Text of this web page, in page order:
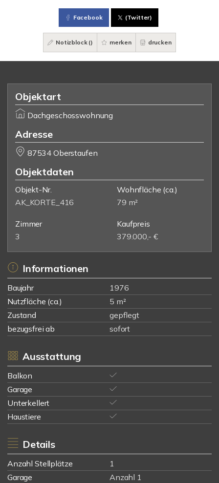
Facebook (Twitter)
Notizblock () merken drucken
Objektart
Dachgeschosswohnung
Adresse
87534 Oberstaufen
Objektdaten
Objekt-Nr.
AK_KORTE_416
Wohnfläche (ca.)
79 m²
Zimmer
3
Kaufpreis
379.000,- €
Informationen
Baujahr
1976
Nutzfläche (ca.)
5 m²
Zustand
gepflegt
bezugsfrei ab
sofort
Ausstattung
Balkon
Garage
Unterkellert
Haustiere
Details
Anzahl Stellplätze
1
Garage
Anzahl 1